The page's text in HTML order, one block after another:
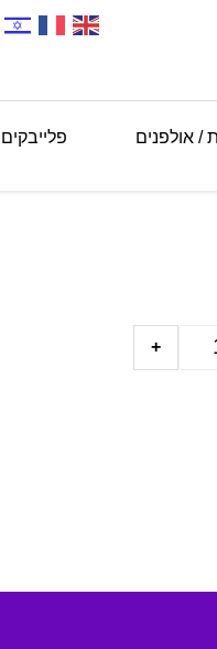
/ אולפנים
+